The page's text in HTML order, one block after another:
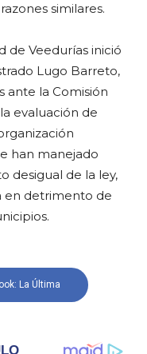
similares.
de Veedurías inició
Lugo Barreto,
ante la Comisión
evaluación de
han manejado
desigual de la ley,
en detrimento de
La Última